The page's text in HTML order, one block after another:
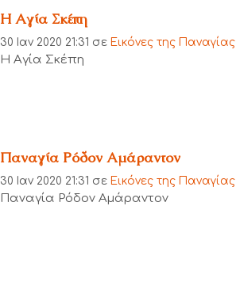
Η Αγία Σκέπη
30 Ιαν 2020 21:31 σε Εικόνες της Παναγίας
Η Αγία Σκέπη
Παναγία Ρόδον Αμάραντον
30 Ιαν 2020 21:31 σε Εικόνες της Παναγίας
Παναγία Ρόδον Αμάραντον